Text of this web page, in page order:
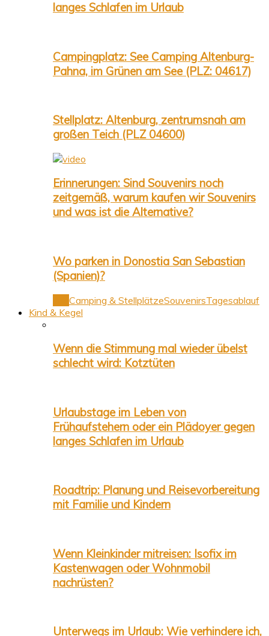
langes Schlafen im Urlaub
Campingplatz: See Camping Altenburg-
Pahna, im Grünen am See (PLZ: 04617)
Stellplatz: Altenburg, zentrumsnah am
großen Teich (PLZ 04600)
Erinnerungen: Sind Souvenirs noch
zeitgemäß, warum kaufen wir Souvenirs
und was ist die Alternative?
Wo parken in Donostia San Sebastian
(Spanien)?
Camping & StellplätzeSouvenirsTagesablauf
Kind & Kegel
Wenn die Stimmung mal wieder übelst
schlecht wird: Kotztüten
Urlaubstage im Leben von
Frühaufstehern oder ein Plädoyer gegen
langes Schlafen im Urlaub
Roadtrip: Planung und Reisevorbereitung
mit Familie und Kindern
Wenn Kleinkinder mitreisen: Isofix im
Kastenwagen oder Wohnmobil
nachrüsten?
Unterwegs im Urlaub: Wie verhindere ich,